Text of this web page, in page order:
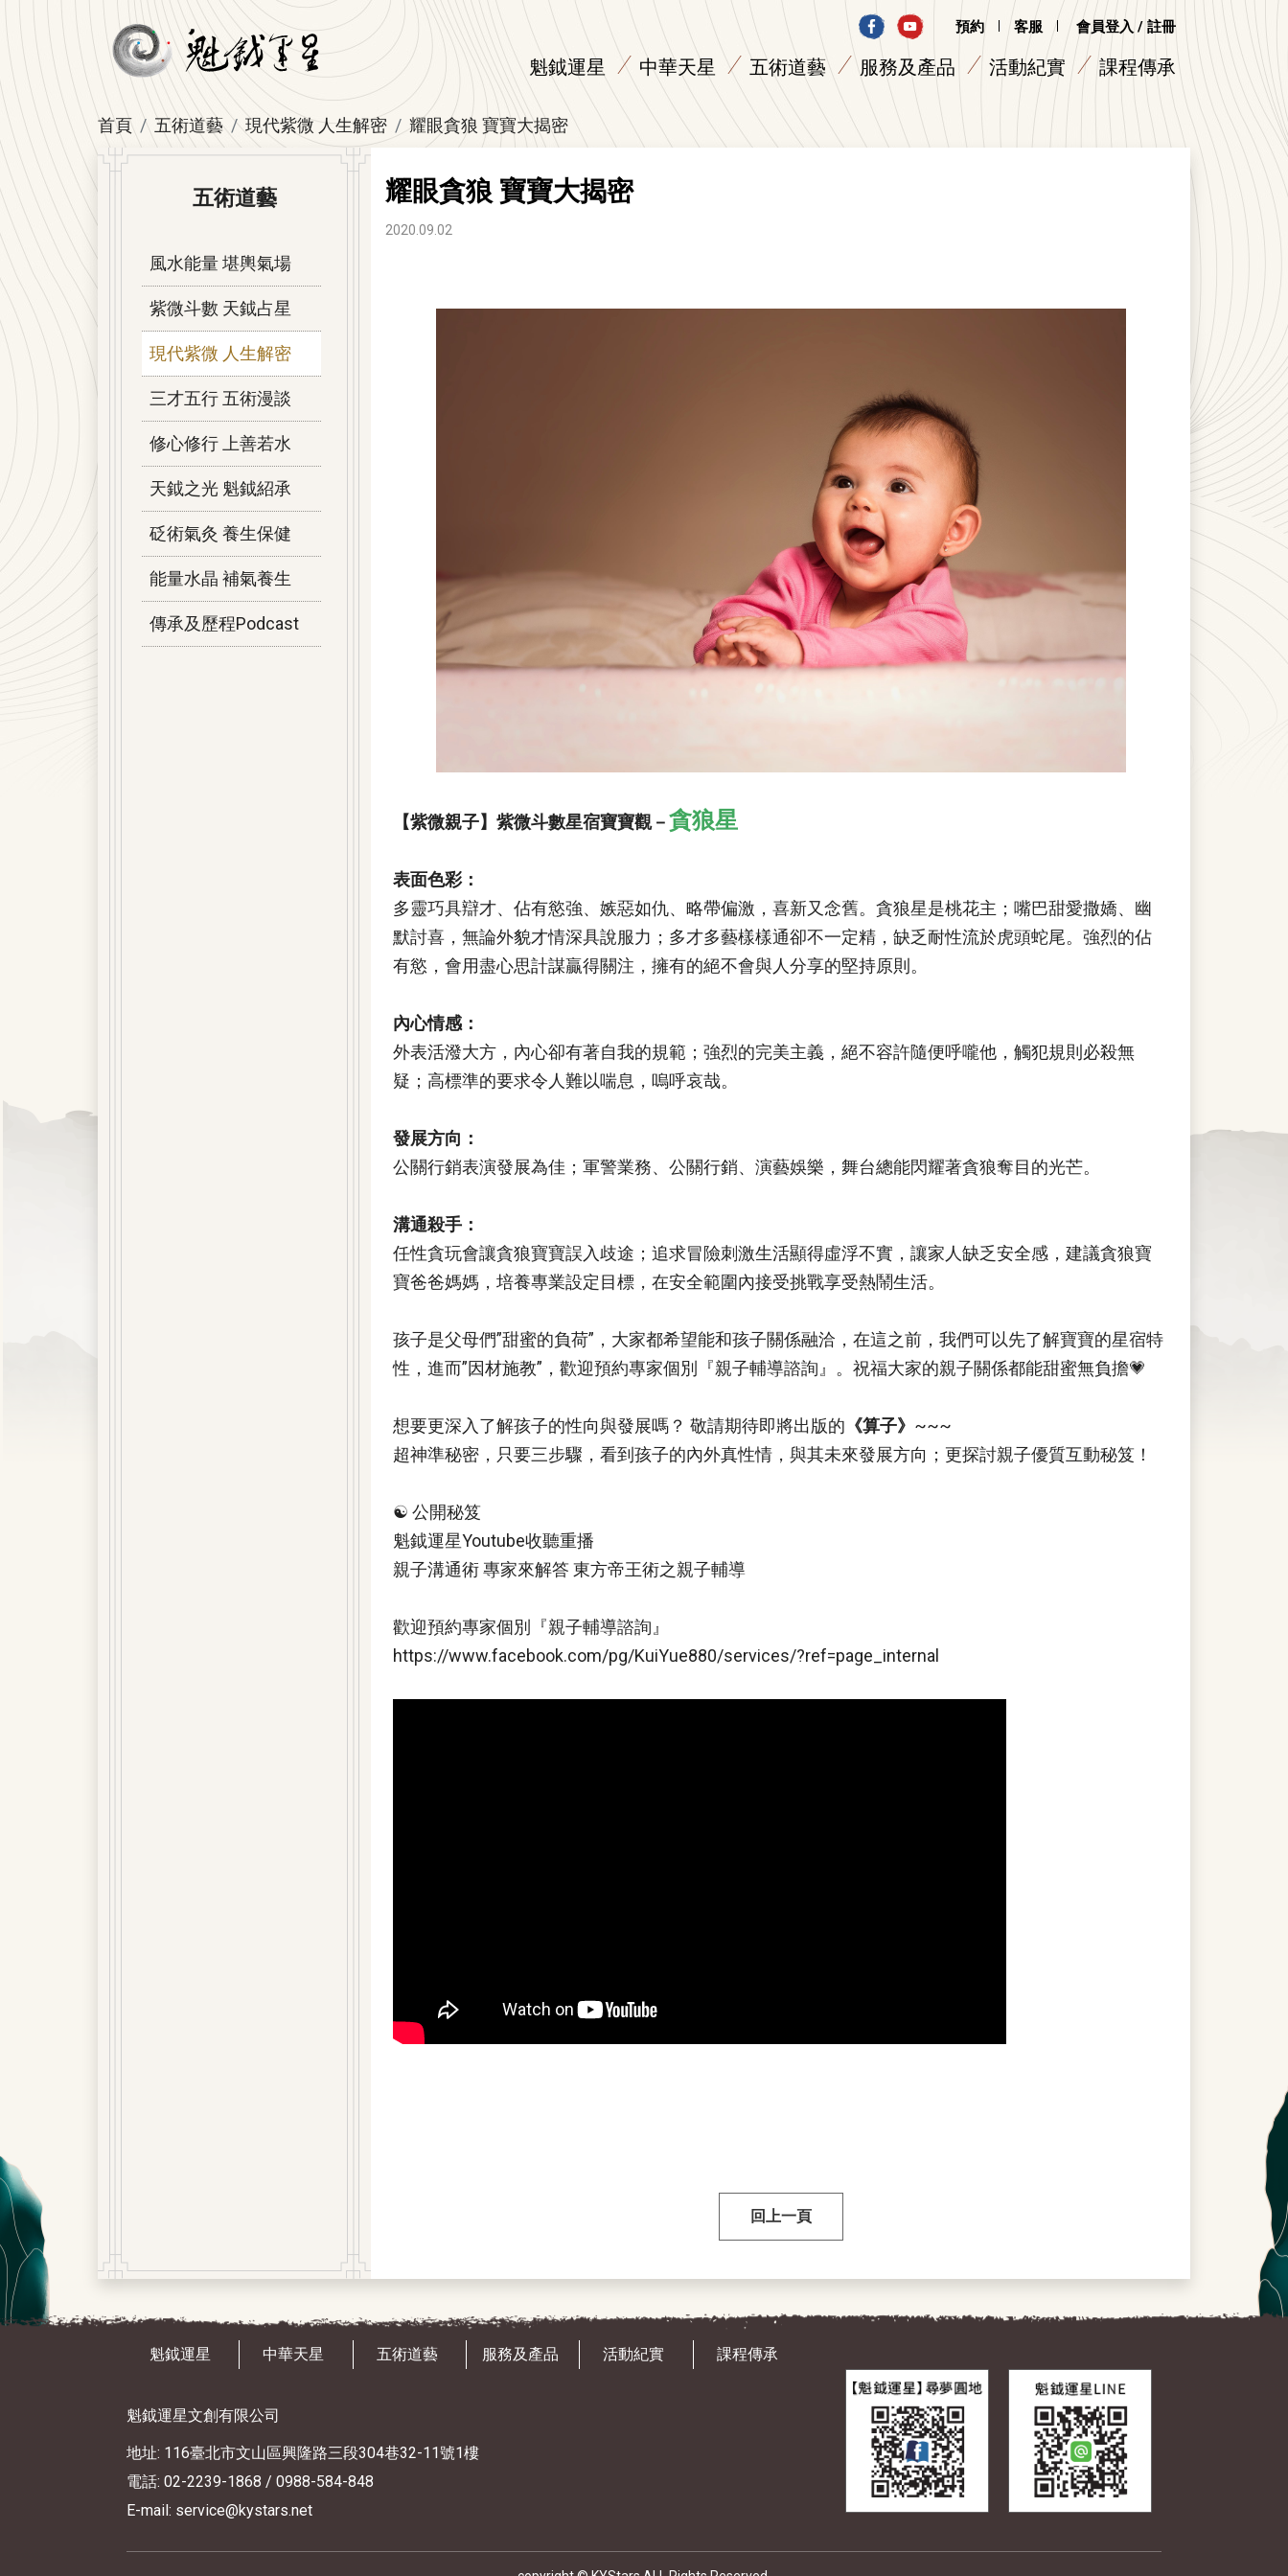
魁鉞運星 中華天星 五術道藝 服務及產品 活動紀實 課程傳承
預約 客服 會員登入 / 註冊
首頁 五術道藝 現代紫微 人生解密 耀眼貪狼 寶寶大揭密
五術道藝
風水能量 堪輿氣場
紫微斗數 天鉞占星
現代紫微 人生解密
三才五行 五術漫談
修心修行 上善若水
天鉞之光 魁鉞紹承
砭術氣灸 養生保健
能量水晶 補氣養生
傳承及歷程Podcast
耀眼貪狼 寶寶大揭密
2020.09.02
【紫微親子】紫微斗數星宿寶寶觀－貪狼星
表面色彩：
多靈巧具辯才、佔有慾強、嫉惡如仇、略帶偏激，喜新又念舊。貪狼星是桃花主；嘴巴甜愛撒嬌、幽
默討喜，無論外貌才情深具說服力；多才多藝樣樣通卻不一定精，缺乏耐性流於虎頭蛇尾。強烈的佔
有慾，會用盡心思計謀贏得關注，擁有的絕不會與人分享的堅持原則。
內心情感：
外表活潑大方，內心卻有著自我的規範；強烈的完美主義，絕不容許隨便呼嚨他，觸犯規則必殺無
疑；高標準的要求令人難以喘息，嗚呼哀哉。
發展方向：
公關行銷表演發展為佳；軍警業務、公關行銷、演藝娛樂，舞台總能閃耀著貪狼奪目的光芒。
溝通殺手：
任性貪玩會讓貪狼寶寶誤入歧途；追求冒險刺激生活顯得虛浮不實，讓家人缺乏安全感，建議貪狼寶
寶爸爸媽媽，培養專業設定目標，在安全範圍內接受挑戰享受熱鬧生活。
孩子是父母們”甜蜜的負荷”，大家都希望能和孩子關係融洽，在這之前，我們可以先了解寶寶的星宿特
性，進而”因材施教”，歡迎預約專家個別『親子輔導諮詢』。祝福大家的親子關係都能甜蜜無負擔💗
想要更深入了解孩子的性向與發展嗎？ 敬請期待即將出版的 《算子》 ~~~
超神準秘密，只要三步驟，看到孩子的內外真性情，與其未來發展方向；更探討親子優質互動秘笈！
☯️ 公開秘笈
魁鉞運星Youtube收聽重播
親子溝通術 專家來解答東方帝王術之親子輔導
歡迎預約專家個別『親子輔導諮詢』
https://www.facebook.com/pg/KuiYue880/services/?ref=page_internal
回上一頁
魁鉞運星 中華天星 五術道藝 服務及產品 活動紀實 課程傳承
魁鉞運星文創有限公司
地址: 116臺北市文山區興隆路三段304巷32-11號1樓
電話: 02-2239-1868 / 0988-584-848
E-mail: service@kystars.net